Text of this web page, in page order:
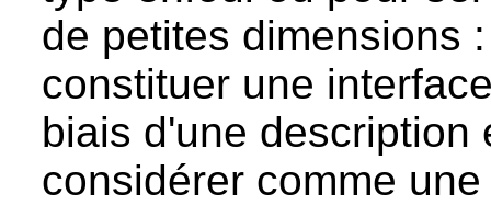
de petites dimensions
constituer une
biais d'une description
considérer comme